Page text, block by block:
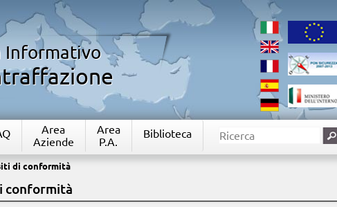
Informativo
Area
Aziende
Area
P.A.
Biblioteca
di conformità
conformità